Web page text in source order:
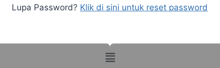
Lupa Password? Klik di sini untuk reset password